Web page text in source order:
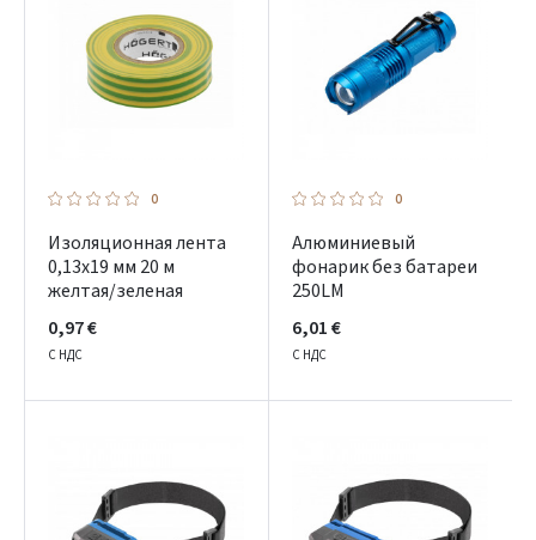
0
Изоляционная лента
0,13x19 мм 20 м
желтая/зеленая
0,97 €
С НДС
0
Алюминиевый
фонарик без батареи
250LM
6,01 €
С НДС